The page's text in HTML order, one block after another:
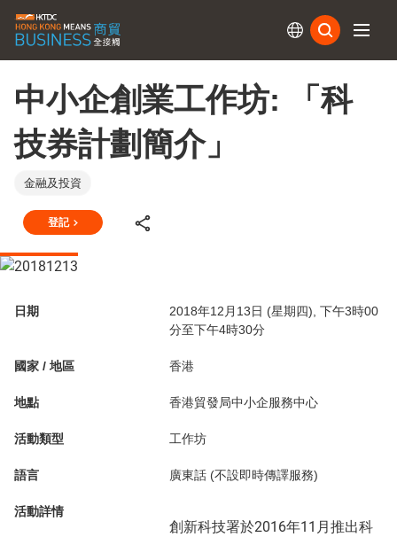
中小企創業工作坊: 「科
技券計劃簡介」
金融及投資
登記
日期
2018年12月13日 (星期四), 下午3時00
分至下午4時30分
國家 / 地區 香港
地點 香港貿發局中小企服務中心
活動類型 工作坊
語言 廣東話 (不設即時傳譯服務)
活動詳情
創新科技署於2016年11月推出科